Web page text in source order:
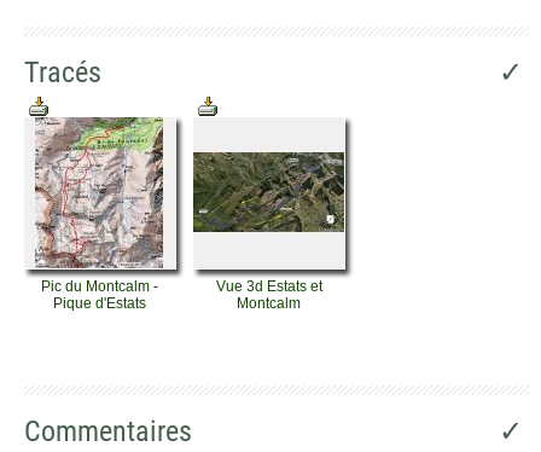
Tracés ✓
Pic du Montcalm -
Pique d'Estats
Vue 3d Estats et
Montcalm
Commentaires ✓